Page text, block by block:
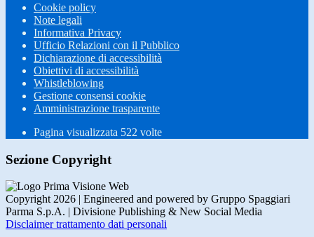
Cookie policy
Note legali
Informativa Privacy
Ufficio Relazioni con il Pubblico
Dichiarazione di accessibilità
Obiettivi di accessibilità
Whistleblowing
Gestione consensi cookie
Amministrazione trasparente
Pagina visualizzata 522 volte
Sezione Copyright
Copyright 2026 | Engineered and powered by Gruppo Spaggiari
Parma S.p.A. | Divisione Publishing & New Social Media
Disclaimer trattamento dati personali